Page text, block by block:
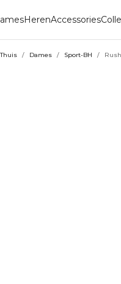
HerenAccessories
Thuis / Dames / Sport-BH /